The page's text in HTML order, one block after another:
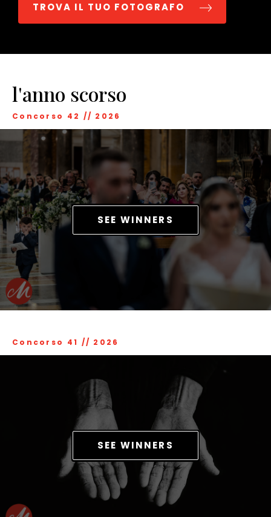
TROVA IL TUO FOTOGRAFO
l'anno scorso
Concorso 42 // 2026
SEE WINNERS
Concorso 41 // 2026
SEE WINNERS